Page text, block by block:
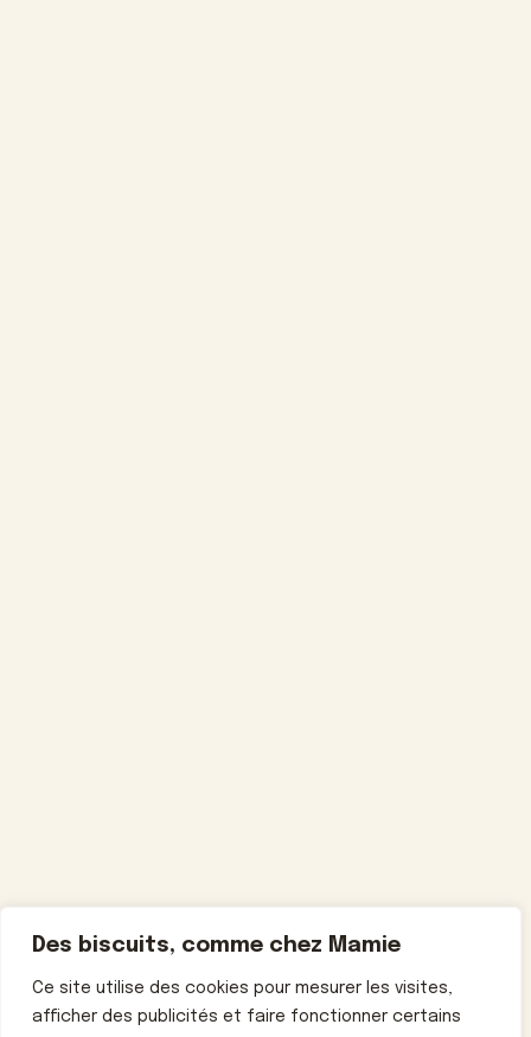
Des biscuits, comme chez Mamie
Ce site utilise des cookies pour mesurer les visites,
afficher des publicités et faire fonctionner certains